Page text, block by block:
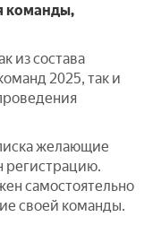
команды,
из состава
2025, так и
желающие
регистрацию.
самостоятельно
своей команды.